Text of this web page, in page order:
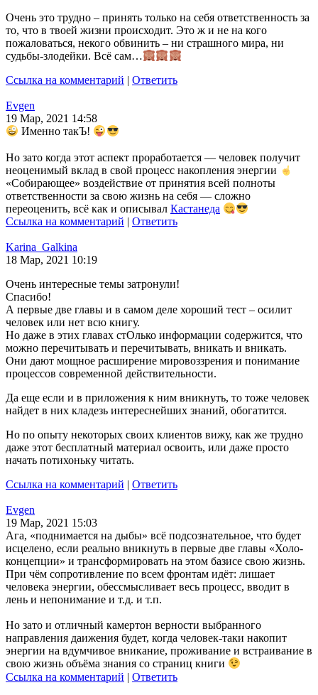
Очень это трудно – принять только на себя ответственность за
то, что в твоей жизни происходит. Это ж и не на кого
пожаловаться, некого обвинить – ни страшного мира, ни
судьбы-злодейки. Всё сам…
Ссылка на комментарий | Ответить
Evgen
19 Мар, 2021 14:58
Именно такЪ!
Но зато когда этот аспект проработается — человек получит
неоценимый вклад в свой процесс накопления энергии
«Собирающее» воздействие от принятия всей полноты
ответственности за свою жизнь на себя — сложно
переоценить, всё как и описывал Кастанеда
Ссылка на комментарий | Ответить
Karina_Galkina
18 Мар, 2021 10:19
Очень интересные темы затронули!
Спасибо!
А первые две главы и в самом деле хороший тест – осилит
человек или нет всю книгу.
Но даже в этих главах стОлько информации содержится, что
можно перечитывать и перечитывать, вникать и вникать.
Они дают мощное расширение мировоззрения и понимание
процессов современной действительности.
Да еще если и в приложения к ним вникнуть, то тоже человек
найдет в них кладезь интереснейших знаний, обогатится.
Но по опыту некоторых своих клиентов вижу, как же трудно
даже этот бесплатный материал освоить, или даже просто
начать потихоньку читать.
Ссылка на комментарий | Ответить
Evgen
19 Мар, 2021 15:03
Ага, «поднимается на дыбы» всё подсознательное, что будет
исцелено, если реально вникнуть в первые две главы «Холо-
концепции» и трансформировать на этом базисе свою жизнь.
При чём сопротивление по всем фронтам идёт: лишает
человека энергии, обессмысливает весь процесс, вводит в
лень и непонимание и т.д. и т.п.
Но зато и отличный камертон верности выбранного
направления даижения будет, когда человек-таки накопит
энергии на вдумчивое вникание, проживание и встраивание в
свою жизнь объёма знания со страниц книги
Ссылка на комментарий | Ответить